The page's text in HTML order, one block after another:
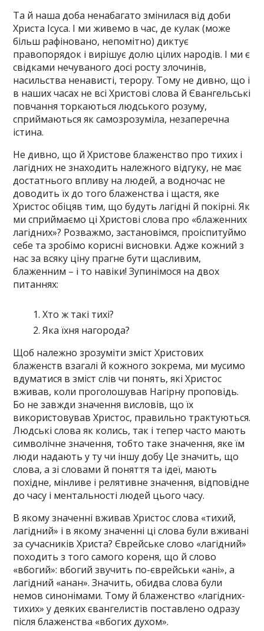
Та й наша доба ненабагато змінилася від доби
Христа Ісуса. І ми живемо в час, де кулак (може
більш рафіновано, непомітно) диктує
правопорядок і вирішує долю цілих народів. І ми є
свідками нечуваного досі росту злочинів,
насильства ненависті, терору. Тому не дивно, що і
в наших часах не всі Христові слова й Євангельські
повчання торкаються людського розуму,
сприймаються як самозрозуміла, незаперечна
істина.
Не дивно, що й Христове блаженство про тихих і
лагідних не знаходить належного відгуку, не має
достатнього впливу на людей, а водночас не
доводить їх до того блаженства і щастя, яке
Христос обіцяв тим, що будуть лагідні й покірні. Як
ми сприймаємо ці Христові слова про «блаженних
лагідних»? Розважмо, застановімся, проіспитуймо
себе та зробімо корисні висновки. Адже кожний з
нас за всяку ціну прагне бути щасливим,
блаженним – і то навіки! Зупинімося на двох
питаннях:
Хто ж такі тихі?
Яка їхня нагорода?
Щоб належно зрозуміти зміст Христових
блаженств взагалі й кожного зокрема, ми мусимо
вдуматися в зміст слів чи понять, які Христос
вживав, коли проголошував Нагірну проповідь.
Бо не завжди значення висловів, що їх
використовував Христос, правильно трактуються.
Людські слова як колись, так і тепер часто мають
символічне значення, тобто таке значення, яке їм
люди надають у ту чи іншу добу Це значить, що
слова, а зі словами й поняття та ідеї, мають
похідне, мінливе і релятивне значення, відповідне
до часу і ментальності людей цього часу.
В якому значенні вживав Христос слова «тихий,
лагідний» і в якому значенні ці слова були вживані
за сучасників Христа? Єврейське слово «лагідний»
походить з того самого кореня, що й слово
«вбогий»: вбогий звучить по-єврейськи «ані», а
лагідний «анан». Значить, обидва слова були
немов синонімами. Тому й блаженство «лагідних-
тихих» у деяких євангелистів поставлено одразу
після блаженства «вбогих духом».